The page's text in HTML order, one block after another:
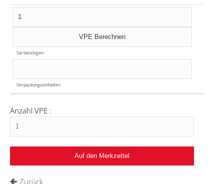
Sie benötigen:
Verpackungseinheiten
Anzahl VPE :
Zurück